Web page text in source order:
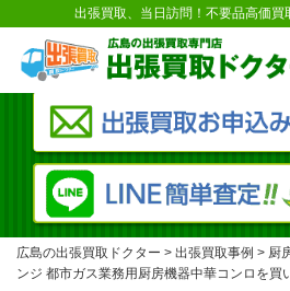
出張買取、当日訪問！不要品高価買
広島の出張買取ドクター > 出張買取事例 > 厨
ンジ 都市ガス業務用厨房機器中華コンロを買